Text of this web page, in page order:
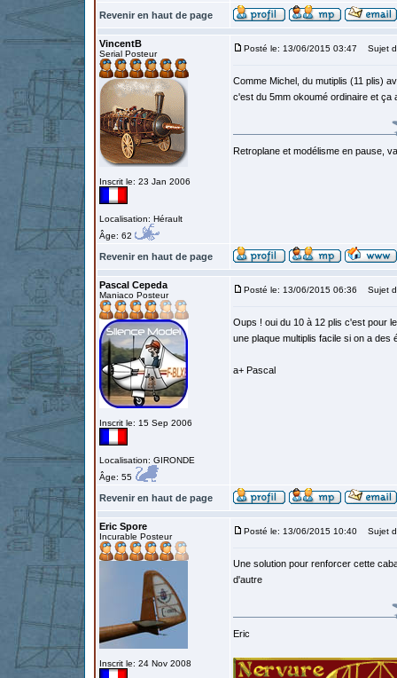
Revenir en haut de page
VincentB
Serial Posteur
Inscrit le: 23 Jan 2006
Localisation: Hérault
Âge: 62
Posté le: 13/06/2015 03:47 Sujet
Comme Michel, du mutiplis (11 plis)
c'est du 5mm okoumé ordinaire et ça
Retroplane et modélisme en pause,
Revenir en haut de page
Pascal Cepeda
Maniaco Posteur
Inscrit le: 15 Sep 2006
Localisation: GIRONDE
Âge: 55
Posté le: 13/06/2015 06:36 Sujet
Oups ! oui du 10 à 12 plis c'est pour
une plaque multiplis facile si on a
a+ Pascal
Revenir en haut de page
Eric Spore
Incurable Posteur
Inscrit le: 24 Nov 2008
Posté le: 13/06/2015 10:40 Sujet
Une solution pour renforcer cette
d'autre
Eric